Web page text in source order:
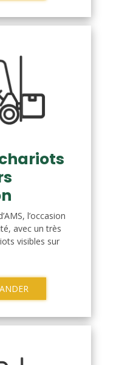
l’occasion
avec un très
visibles sur